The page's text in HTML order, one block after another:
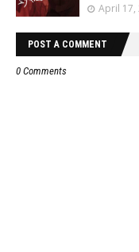
April 17,
POST A COMMENT
0 Comments